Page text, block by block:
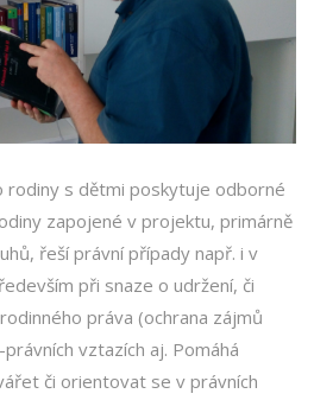
rodiny s dětmi poskytuje odborné
zapojené v projektu, primárně
řeší právní případy např. i v
při snaze o udržení, či
práva (ochrana zájmů
vztazích aj. Pomáhá
či orientovat se v právních